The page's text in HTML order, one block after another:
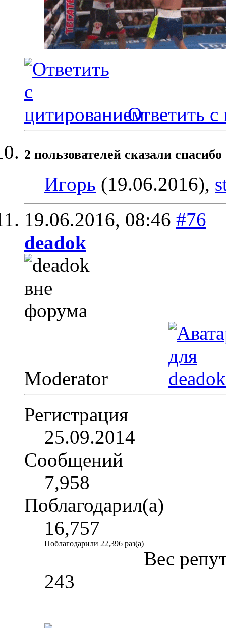
Ответить с
2 пользователей сказали
Игoрь (19.06.2016),
19.06.2016, 08:46 #76
deadok
Moderator
Регистрация
25.09.2014
Сообщений
7,958
Поблагодарил(а)
16,757
Поблагодарили 22,396 раз(а)
Вес
243